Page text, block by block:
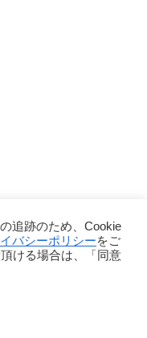
追跡のため、Cookie
バシーポリシーをご
ける場合は、「同意